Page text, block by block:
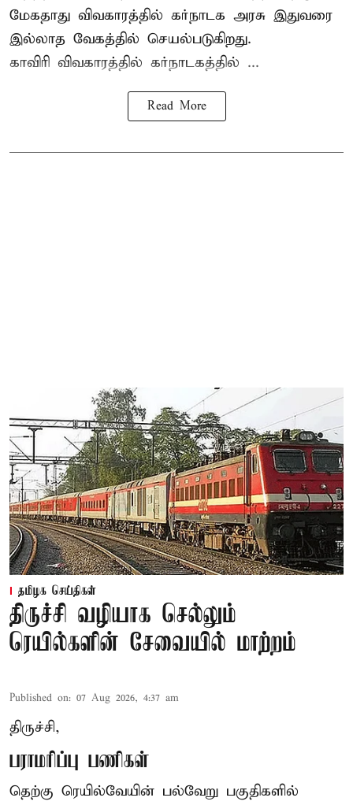
மேகதாது விவகாரத்தில் கர்நாடக அரசு இதுவரை
இல்லாத வேகத்தில் செயல்படுகிறது.
காவிரி விவகாரத்தில் கர்நாடகத்தில் ...
Read More
தமிழக செய்திகள்
திருச்சி வழியாக செல்லும்
ரெயில்களின் சேவையில் மாற்றம்
Published on: 07 Aug 2026, 4:37 am
திருச்சி,
பராமரிப்பு பணிகள்
தெற்கு ரெயில்வேயின் பல்வேறு பகுதிகளில்